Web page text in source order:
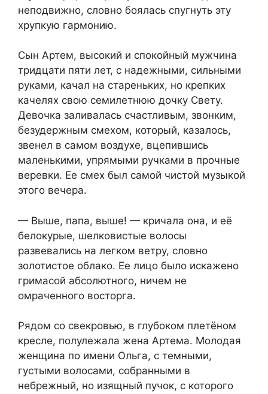
неподвижно, словно боялась спугнуть эту
хрупкую гармонию.
Сын Артем, высокий и спокойный мужчина
тридцати пяти лет, с надежными, сильными
руками, качал на стареньких, но крепких
качелях свою семилетнюю дочку Свету.
Девочка заливалась счастливым, звонким,
безудержным смехом, который, казалось,
звенел в самом воздухе, вцепившись
маленькими, упрямыми ручками в прочные
веревки. Ее смех был самой чистой музыкой
этого вечера.
— Выше, папа, выше! — кричала она, и её
белокурые, шелковистые волосы
развевались на легком ветру, словно
золотистое облако. Ее лицо было искажено
гримасой абсолютного, ничем не
омраченного восторга.
Рядом со свекровью, в глубоком плетёном
кресле, полулежала жена Артема. Молодая
женщина по имени Ольга, с темными,
густыми волосами, собранными в
небрежный, но изящный пучок, с которого